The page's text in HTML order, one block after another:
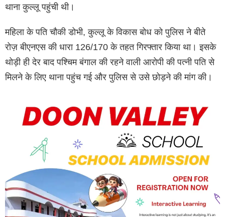
थाना कुल्लू पहुंची थी।
महिला के पति चौकी डोभी, कुल्लू के विकास बोध को पुलिस ने बीते
रोज़ बीएनएस की धारा 126/170 के तहत गिरफ्तार किया था। इसके
थोड़ी ही देर बाद पश्चिम बंगाल की रहने वाली आरोपी की पत्नी पति से
मिलने के लिए थाना पहुंच गई और पुलिस से उसे छोड़ने की मांग की।